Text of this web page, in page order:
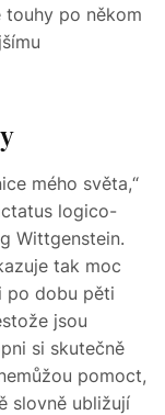
touhy po někom
mého světa,“
logico-
Wittgenstein.
tak moc
po dobu pěti
jsou
si skutečně
pomoct,
slovně ubližují